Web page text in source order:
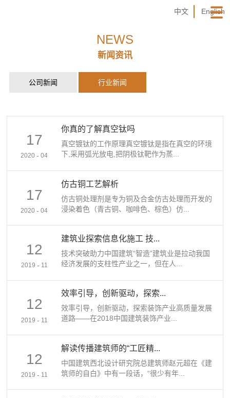
中文 English
NEWS
新闻资讯
公司新闻 行业新闻
17
2020 - 04
你真的了解真空钛吗
真空镀钛的工作原理真空镀钛是指在真空的环境
下,采用弧光放电,把阴极钛靶作为蒸...
17
2020 - 04
仿古铜工艺解析
仿古铜处理剂是专为铜及合金仿古处理而开发的
浸染着色（青古铜、咖啡色、棕色）仿...
12
2019 - 11
建筑业探索信息化施工 技...
技术突破助力中国建筑“智造”建筑业是拉动我国
经济发展的支柱性产业之一，但在人...
12
2019 - 11
效率引导，创新驱动，探索...
效率引导，创新驱动，探索装饰产业高质量发展
道路——在2018中国建筑装饰产业...
12
2019 - 11
解读传播建筑师的“工匠精...
中国建筑西北设计研究院总建筑师赵元超在《建
筑师的自白》中有一段话，“很少有年...